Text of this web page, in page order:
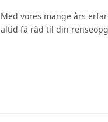
Med vores mange års
altid få råd til din